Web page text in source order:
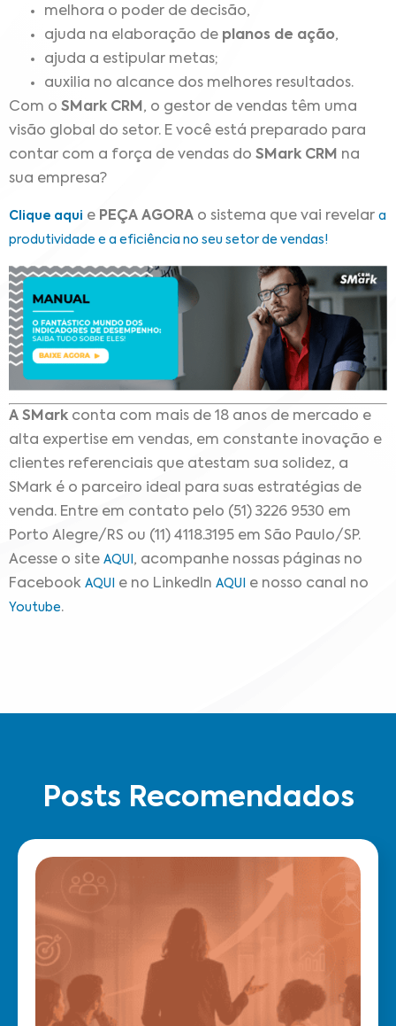
melhora o poder de decisão,
ajuda na elaboração de planos de ação,
ajuda a estipular metas;
auxilia no alcance dos melhores resultados.
Com o SMark CRM , o gestor de vendas têm uma
visão global do setor. E você está preparado para
contar com a força de vendas do SMark CRM na
sua empresa?
Clique aqui e PEÇA AGORA o sistema que vai revelar a
produtividade e a eficiência no seu setor de vendas!
A SMark conta com mais de 18 anos de mercado e
alta expertise em vendas, em constante inovação e
clientes referenciais que atestam sua solidez, a
SMark é o parceiro ideal para suas estratégias de
venda. Entre em contato pelo (51) 3226 9530 em
Porto Alegre/RS ou (11) 4118.3195 em São Paulo/SP.
Acesse o site AQUI , acompanhe nossas páginas no
Facebook AQUI e no LinkedIn AQUI e nosso canal no
Youtube.
Posts Recomendados